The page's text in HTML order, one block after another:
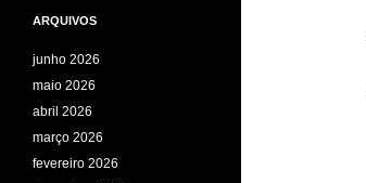
ARQUIVOS
junho 2026
maio 2026
abril 2026
março 2026
fevereiro 2026